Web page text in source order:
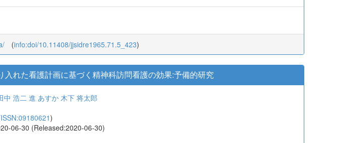
(info:doi/10.11408/jjsidre1965.71.5_423)
れた看護計画に基づく精神科訪問看護の効果:予備的研究
中 浩二進 あすか 木下 将太郎
ISSN:09180621)
06-30 (Released:2020-06-30)